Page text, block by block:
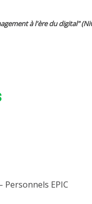
à l'ère du digital"
Personnels EPIC